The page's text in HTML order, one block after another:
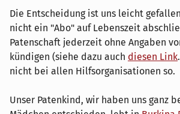
Die Entscheidung ist uns leicht
nicht ein "Abo" auf Lebenszeit
Patenschaft jederzeit ohne Angaben
kündigen (siehe dazu auch diesen Link
nicht bei allen Hilfsorganisationen so.
Unser Patenkind, wir haben uns ganz